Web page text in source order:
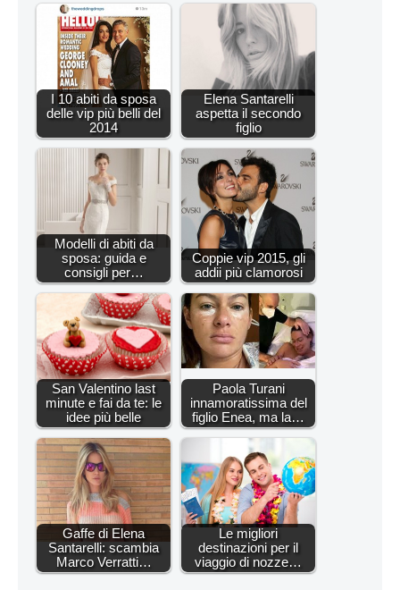
I 10 abiti da sposa
delle vip più belli del
2014
Elena Santarelli
aspetta il secondo
figlio
Modelli di abiti da
sposa: guida e
consigli per…
Coppie vip 2015, gli
addii più clamorosi
San Valentino last
minute e fai da te: le
idee più belle
Paola Turani
innamoratissima del
figlio Enea, ma la…
Gaffe di Elena
Santarelli: scambia
Marco Verratti…
Le migliori
destinazioni per il
viaggio di nozze…